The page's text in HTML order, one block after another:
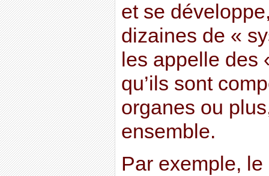
et se
dizaines de «
les appelle des
qu’ils sont
organes ou
ensemble.
Par exemple,